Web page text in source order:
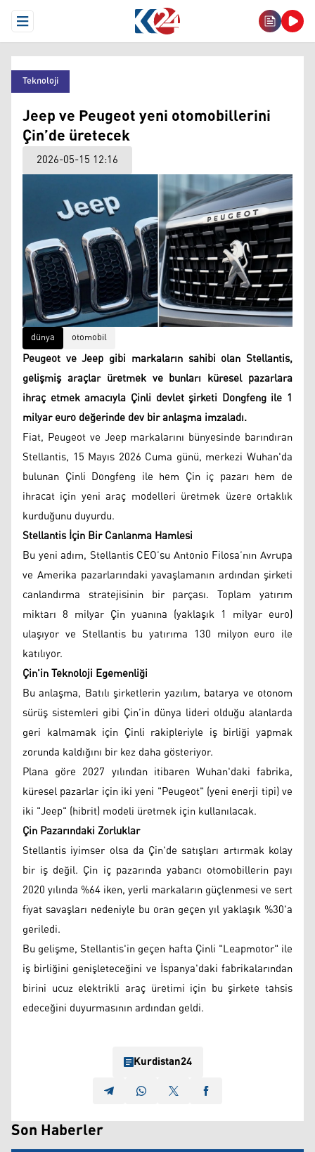
Open Menu
Teknoloji
Jeep ve Peugeot yeni otomobillerini
Çin’de üretecek
2026-05-15 12:16
dünya otomobil
Peugeot ve Jeep gibi markaların sahibi olan Stellantis,
gelişmiş araçlar üretmek ve bunları küresel pazarlara
ihraç etmek amacıyla Çinli devlet şirketi Dongfeng ile 1
milyar euro değerinde dev bir anlaşma imzaladı.
Fiat, Peugeot ve Jeep markalarını bünyesinde barındıran
Stellantis, 15 Mayıs 2026 Cuma günü, merkezi Wuhan'da
bulunan Çinli Dongfeng ile hem Çin iç pazarı hem de
ihracat için yeni araç modelleri üretmek üzere ortaklık
kurduğunu duyurdu.
Stellantis İçin Bir Canlanma Hamlesi
Bu yeni adım, Stellantis CEO’su Antonio Filosa’nın Avrupa
ve Amerika pazarlarındaki yavaşlamanın ardından şirketi
canlandırma stratejisinin bir parçası. Toplam yatırım
miktarı 8 milyar Çin yuanına (yaklaşık 1 milyar euro)
ulaşıyor ve Stellantis bu yatırıma 130 milyon euro ile
katılıyor.
Çin'in Teknoloji Egemenliği
Bu anlaşma, Batılı şirketlerin yazılım, batarya ve otonom
sürüş sistemleri gibi Çin’in dünya lideri olduğu alanlarda
geri kalmamak için Çinli rakipleriyle iş birliği yapmak
zorunda kaldığını bir kez daha gösteriyor.
Plana göre 2027 yılından itibaren Wuhan'daki fabrika,
küresel pazarlar için iki yeni "Peugeot" (yeni enerji tipi) ve
iki "Jeep" (hibrit) modeli üretmek için kullanılacak.
Çin Pazarındaki Zorluklar
Stellantis iyimser olsa da Çin'de satışları artırmak kolay
bir iş değil. Çin iç pazarında yabancı otomobillerin payı
2020 yılında %64 iken, yerli markaların güçlenmesi ve sert
fiyat savaşları nedeniyle bu oran geçen yıl yaklaşık %30'a
geriledi.
Bu gelişme, Stellantis'in geçen hafta Çinli "Leapmotor" ile
iş birliğini genişleteceğini ve İspanya'daki fabrikalarından
birini ucuz elektrikli araç üretimi için bu şirkete tahsis
edeceğini duyurmasının ardından geldi.
Kurdistan24
Son Haberler